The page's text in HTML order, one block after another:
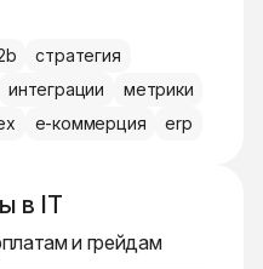
стратегия
интеграции
метрики
е-коммерция erp
в IT
и грейдам